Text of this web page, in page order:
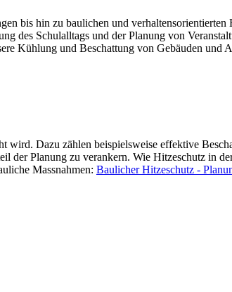
bis hin zu baulichen und verhaltensorientierten
des Schulalltags und der Planung von
Kühlung und Beschattung von Gebäuden und
Dazu zählen beispielsweise effektive
der Planung zu verankern. Wie Hitzeschutz in
Massnahmen: Baulicher Hitzeschutz -